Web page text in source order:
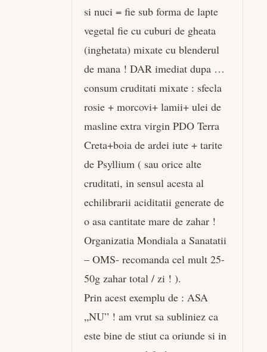
si nuci = fie sub forma de lapte
vegetal fie cu cuburi de gheata
(inghetata) mixate cu blenderul
de mana ! DAR imediat dupa …
consum cruditati mixate : sfecla
rosie + morcovi+ lamii+ ulei de
masline extra virgin PDO Terra
Creta+boia de ardei iute + tarite
de Psyllium ( sau orice alte
cruditati, in sensul acesta al
echilibrarii aciditatii generate de
o asa cantitate mare de zahar !
Organizatia Mondiala a Sanatatii
– OMS- recomanda cel mult 25-
50g zahar total / zi ! ).
Prin acest exemplu de : ASA
„NU” ! am vrut sa subliniez ca
este bine de stiut ca oriunde si in